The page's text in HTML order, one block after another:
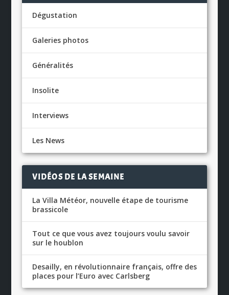
Dégustation
Galeries photos
Généralités
Insolite
Interviews
Les News
VIDÉOS DE LA SEMAINE
La Villa Météor, nouvelle étape de tourisme
brassicole
Tout ce que vous avez toujours voulu savoir
sur le houblon
Desailly, en révolutionnaire français, offre des
places pour l’Euro avec Carlsberg